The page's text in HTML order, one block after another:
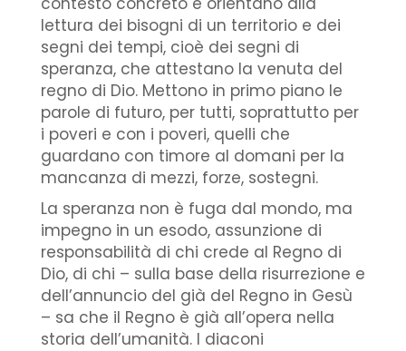
lettura dei bisogni di un territorio e dei
segni dei tempi, cioè dei segni di
speranza, che attestano la venuta del
regno di Dio. Mettono in primo piano le
parole di futuro, per tutti, soprattutto per
i poveri e con i poveri, quelli che
guardano con timore al domani per la
mancanza di mezzi, forze, sostegni.
La speranza non è fuga dal mondo, ma
impegno in un esodo, assunzione di
responsabilità di chi crede al Regno di
Dio, di chi – sulla base della risurrezione e
dell’annuncio del già del Regno in Gesù
– sa che il Regno è già all’opera nella
storia dell’umanità. I diaconi